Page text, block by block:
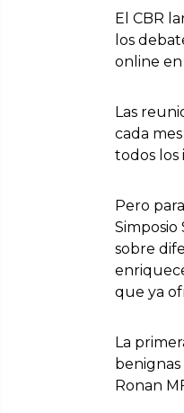
El CBR
los
online
Las
cada
todos los
Pero
Simposio
sobre
que ya
La
benignas
Ronan